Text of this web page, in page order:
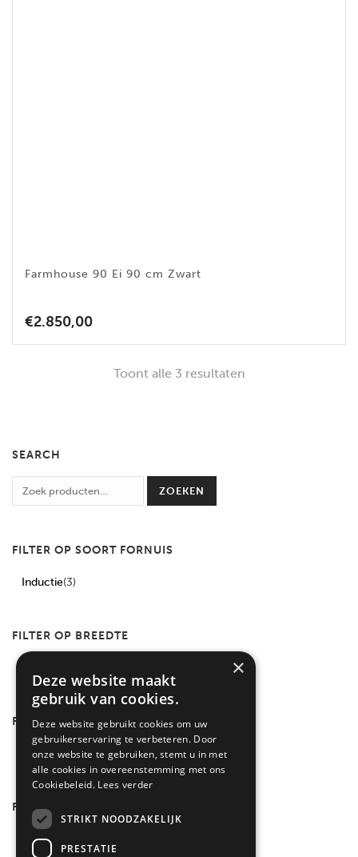
Farmhouse 90 Ei 90 cm Zwart
€2.850,00
Toont alle 3 resultaten
SEARCH
ZOEKEN
FILTER OP SOORT FORNUIS
Inductie(3)
FILTER OP BREEDTE
FILTER OP TYPE
Farmhouse(3)
FILTER OP AANTAL COMPARTIMENTEN
(3)
×
Deze website maakt
gebruik van cookies.
Deze website gebruikt cookies om uw
gebruikerservaring te verbeteren. Door
onze website te gebruiken, stemt u in met
alle cookies in overeenstemming met ons
Cookiebeleid. Lees verder
STRIKT NOODZAKELIJK
PRESTATIE